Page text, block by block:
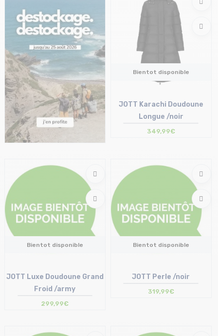
Bientot disponible
JOTT Karachi Doudoune
Longue /noir
349,99€
Bientot disponible
JOTT Luxe Doudoune Grand
Froid /army
299,99€
Bientot disponible
JOTT Perle /noir
319,99€